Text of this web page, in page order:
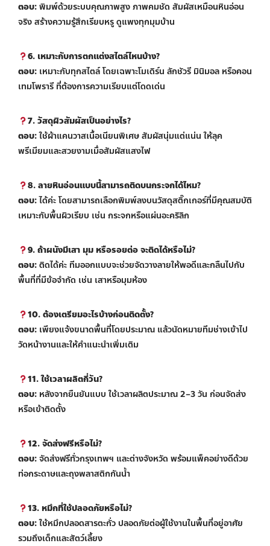
ตอบ:พิมพ์ด้วยระบบคุณภาพสูง ภาพคมชัด สัมผัสเหมือนหินอ่อน
จริง สร้างความรู้สึกเรียบหรู ดูแพงทุกมุมบ้าน
6. เหมาะกับการตกแต่งสไตล์ไหนบ้าง?
ตอบ: เหมาะกับทุกสไตล์ โดยเฉพาะโมเดิร์น ลักชัวรี มินิมอล หรือคอน
เทมโพรารี ที่ต้องการความเรียบแต่โดดเด่น
7. วัสดุผิวสัมผัสเป็นอย่างไร?
ตอบ:ใช้ผ้าแคนวาสเนื้อเนียนพิเศษ สัมผัสนุ่มแต่แน่น ให้ลุค
พรีเมียมและสวยงามเมื่อสัมผัสแสงไฟ
8. ลายหินอ่อนแบบนี้สามารถติดบนกระจกได้ไหม?
ตอบ:ได้ค่ะ โดยสามารถเลือกพิมพ์ลงบนวัสดุสติ๊กเกอร์ที่มีคุณสมบัติ
เหมาะกับพื้นผิวเรียบ เช่น กระจกหรือแผ่นอะคริลิก
9. ถ้าผนังมีเสา มุม หรือรอยต่อ จะติดได้หรือไม่?
ตอบ:ติดได้ค่ะ ทีมออกแบบจะช่วยจัดวางลายให้พอดีและกลืนไปกับ
พื้นที่ที่มีข้อจำกัด เช่น เสาหรือมุมห้อง
10. ต้องเตรียมอะไรบ้างก่อนติดตั้ง?
ตอบ: เพียงแจ้งขนาดพื้นที่โดยประมาณ แล้วนัดหมายทีมช่างเข้าไป
วัดหน้างานและให้คำแนะนำเพิ่มเติม
11. ใช้เวลาผลิตกี่วัน?
ตอบ: หลังจากยืนยันแบบ ใช้เวลาผลิตประมาณ 2–3 วัน ก่อนจัดส่ง
หรือเข้าติดตั้ง
12. จัดส่งฟรีหรือไม่?
ตอบ:จัดส่งฟรีทั่วกรุงเทพฯ และต่างจังหวัด พร้อมแพ็คอย่างดีด้วย
ท่อกระดาษและถุงพลาสติกกันน้ำ
13. หมึกที่ใช้ปลอดภัยหรือไม่?
ตอบ:ใช้หมึกปลอดสารตะกั่ว ปลอดภัยต่อผู้ใช้งานในพื้นที่อยู่อาศัย
รวมถึงเด็กและสัตว์เลี้ยง